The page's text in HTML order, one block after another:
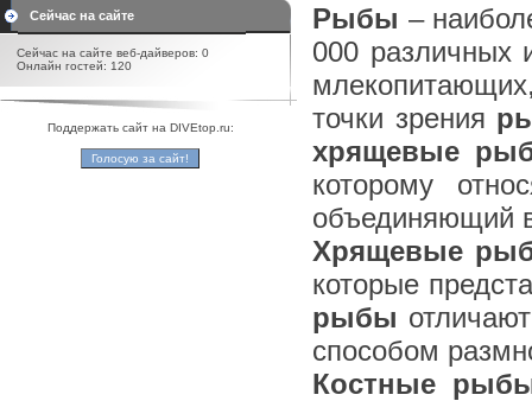
Сейчас на сайте
Сейчас на сайте веб-дайверов: 0
Онлайн гостей: 120
Поддержать сайт на DIVEtop.ru:
Рыбы –
000 различных
точки зрения
хрящевые
которому
объединяющий
Хрящевые
которые
рыбы
способом
Костные